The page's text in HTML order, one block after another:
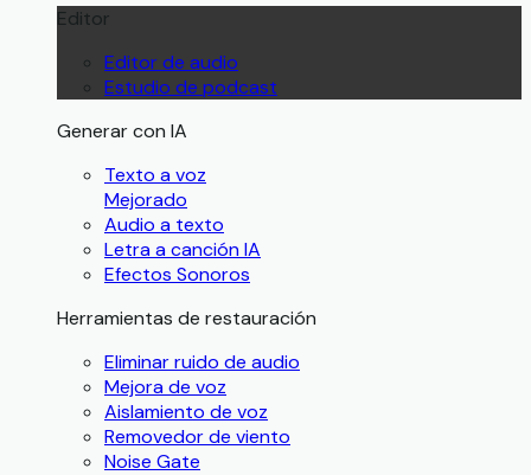
Editor
Editor de audio
Estudio de podcast
Generar con IA
Texto a voz
Mejorado
Audio a texto
Letra a canción IA
Efectos Sonoros
Herramientas de restauración
Eliminar ruido de audio
Mejora de voz
Aislamiento de voz
Removedor de viento
Noise Gate